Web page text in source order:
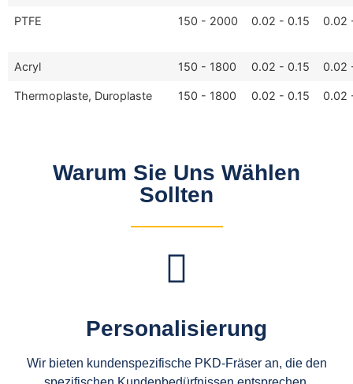
PTFE 150 - 2000 0.02 - 0.15 0.02
Acryl 150 - 1800 0.02 - 0.15 0.02
Thermoplaste, Duroplaste 150 - 1800 0.02 - 0.15 0.02
Warum Sie Uns Wählen
Sollten
Personalisierung
Wir bieten kundenspezifische PKD-Fräser an, die den